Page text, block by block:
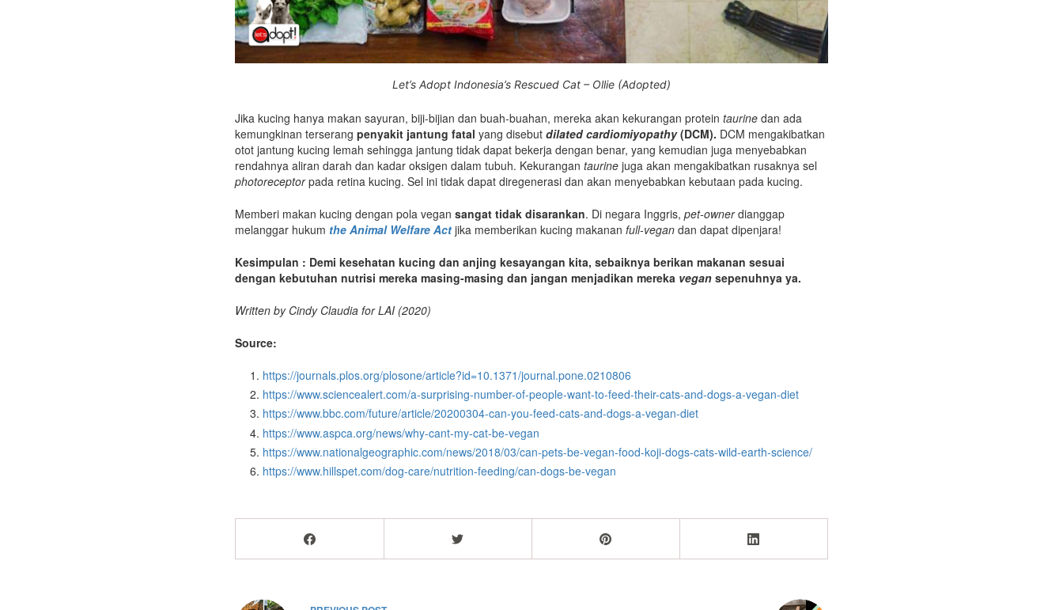
Let’s Adopt Indonesia’s Rescued Cat – Ollie (Adopted)
Jika kucing hanya makan sayuran, biji-bijian dan buah-buahan, mereka akan kekurangan protein taurine dan ada
kemungkinan terserang penyakit jantung fatal yang disebut dilated cardiomiyopathy(DCM). DCM mengakibatkan
otot jantung kucing lemah sehingga jantung tidak dapat bekerja dengan benar, yang kemudian juga menyebabkan
rendahnya aliran darah dan kadar oksigen dalam tubuh. Kekurangan taurine juga akan mengakibatkan rusaknya sel
photoreceptorpada retina kucing. Sel ini tidak dapat diregenerasi dan akan menyebabkan kebutaan pada kucing.
Memberi makan kucing dengan pola vegan sangat tidak disarankan. Di negara Inggris, pet-ownerdianggap
melanggar hukum the Animal Welfare Act jika memberikan kucing makanan full-vegan dan dapat dipenjara!
Kesimpulan : Demi kesehatan kucing dan anjing kesayangan kita, sebaiknya berikan makanan sesuai
dengan kebutuhan nutrisi mereka masing-masing dan jangan menjadikan mereka vegan sepenuhnya ya.
Written by Cindy Claudia for LAI (2020)
Source:
https://journals.plos.org/plosone/article?id=10.1371/journal.pone.0210806
https://www.sciencealert.com/a-surprising-number-of-people-want-to-feed-their-cats-and-dogs-a-vegan-diet
https://www.bbc.com/future/article/20200304-can-you-feed-cats-and-dogs-a-vegan-diet
https://www.aspca.org/news/why-cant-my-cat-be-vegan
https://www.nationalgeographic.com/news/2018/03/can-pets-be-vegan-food-koji-dogs-cats-wild-earth-science/
https://www.hillspet.com/dog-care/nutrition-feeding/can-dogs-be-vegan